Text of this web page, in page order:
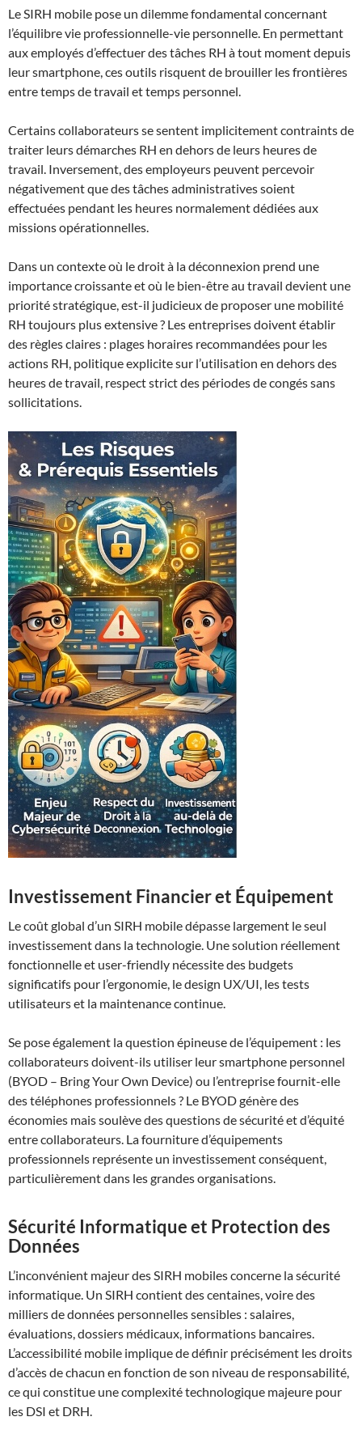
Le SIRH mobile pose un dilemme fondamental concernant
l’équilibre vie professionnelle-vie personnelle. En permettant
aux employés d’effectuer des tâches RH à tout moment depuis
leur smartphone, ces outils risquent de brouiller les frontières
entre temps de travail et temps personnel.
Certains collaborateurs se sentent implicitement contraints de
traiter leurs démarches RH en dehors de leurs heures de
travail. Inversement, des employeurs peuvent percevoir
négativement que des tâches administratives soient
effectuées pendant les heures normalement dédiées aux
missions opérationnelles.
Dans un contexte où le droit à la déconnexion prend une
importance croissante et où le bien-être au travail devient une
priorité stratégique, est-il judicieux de proposer une mobilité
RH toujours plus extensive ? Les entreprises doivent établir
des règles claires : plages horaires recommandées pour les
actions RH, politique explicite sur l’utilisation en dehors des
heures de travail, respect strict des périodes de congés sans
sollicitations.
Investissement Financier et Équipement
Le coût global d’un SIRH mobile dépasse largement le seul
investissement dans la technologie. Une solution réellement
fonctionnelle et user-friendly nécessite des budgets
significatifs pour l’ergonomie, le design UX/UI, les tests
utilisateurs et la maintenance continue.
Se pose également la question épineuse de l’équipement : les
collaborateurs doivent-ils utiliser leur smartphone personnel
(BYOD – Bring Your Own Device) ou l’entreprise fournit-elle
des téléphones professionnels ? Le BYOD génère des
économies mais soulève des questions de sécurité et d’équité
entre collaborateurs. La fourniture d’équipements
professionnels représente un investissement conséquent,
particulièrement dans les grandes organisations.
Sécurité Informatique et Protection des
Données
L’inconvénient majeur des SIRH mobiles concerne la sécurité
informatique. Un SIRH contient des centaines, voire des
milliers de données personnelles sensibles : salaires,
évaluations, dossiers médicaux, informations bancaires.
L’accessibilité mobile implique de définir précisément les droits
d’accès de chacun en fonction de son niveau de responsabilité,
ce qui constitue une complexité technologique majeure pour
les DSI et DRH.